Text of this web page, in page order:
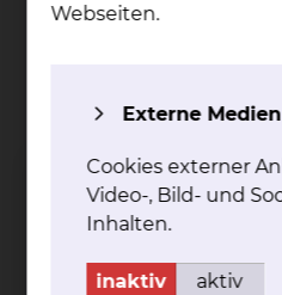
Celler Straße 90,
Per E-Mail
Webseiten.
Externe Medien
Cookies externer
Video-, Bild- und
Inhalten.
inaktiv aktiv